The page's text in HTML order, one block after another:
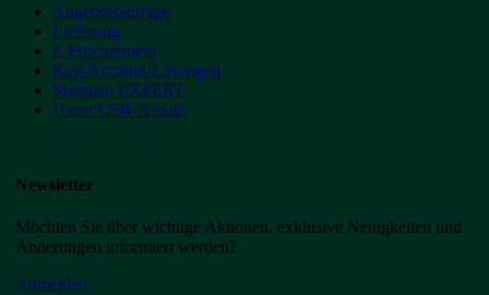
Angebotsanfrage
Lieferung
E-Procurement
Key-Account-Lösungen
Manutan EXPERT
Unser CSR-Ansatz
Newsletter
Möchten Sie über wichtige Aktionen, exklusive Neuigkeiten und
Änderungen informiert werden?
Anmelden